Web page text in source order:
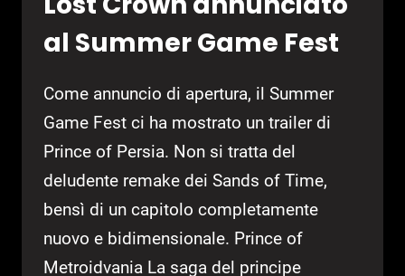
al Summer Game Fest
Come annuncio di apertura, il Summer
Game Fest ci ha mostrato un trailer di
Prince of Persia. Non si tratta del
deludente remake dei Sands of Time,
bensì di un capitolo completamente
nuovo e bidimensionale. Prince of
Metroidvania La saga del principe